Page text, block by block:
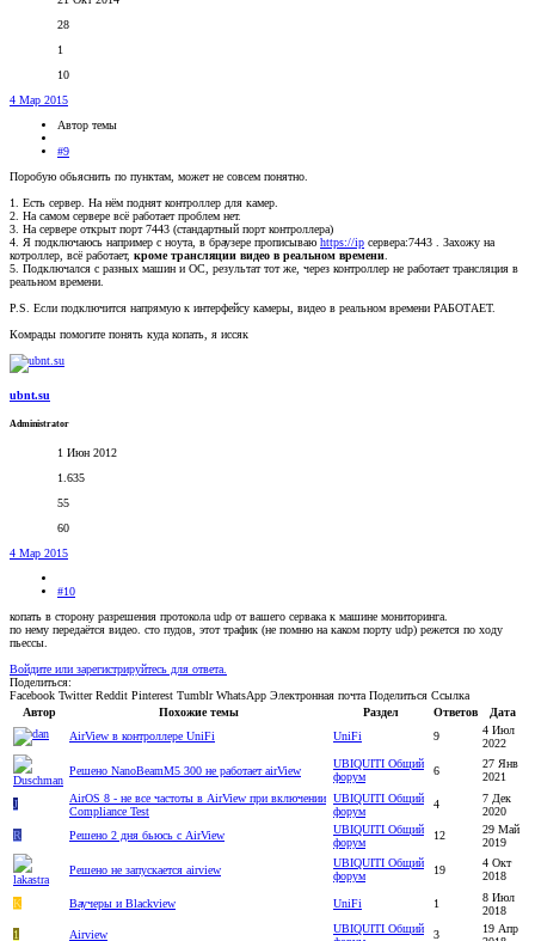
28
1
10
4 Мар 2015
Автор темы
#9
Поробую обьяснить по пунктам, может не совсем понятно.
1. Есть сервер. На нём поднят контроллер для камер.
2. На самом сервере всё работает проблем нет.
3. На сервере открыт порт 7443 (стандартный порт контроллера)
4. Я подключаюсь например с ноута, в браузере прописываю https://ip сервера:7443 . Захожу на
котроллер, всё работает, кроме трансляции видео в реальном времени
5. Подключался с разных машин и ОС, результат тот же, через контроллер не работает трансляция в
реальном времени.
P.S. Если подключится напрямую к интерфейсу камеры, видео в реальном времени РАБОТАЕТ.
Комрады помогите понять куда копать, я иссяк
ubnt.su
Administrator
1 Июн 2012
1.635
55
60
4 Мар 2015
#10
копать в сторону разрешения протокола udp от вашего сервака к машине мониторинга.
по нему передаётся видео. сто пудов, этот трафик (не помню на каком порту udp) режется по ходу
пьессы.
Войдите или зарегистрируйтесь для ответа.
Поделиться:
Facebook Twitter Reddit Pinterest Tumblr WhatsApp Электронная почта Поделиться Ссылка
Автор
Похожие темы Раздел Ответов
Дата
AirView в контроллере UniFi
UniFi 9
4 Июл
2022
Решено NanoBeamM5 300 не работает airView
UBIQUITI Общий
форум
6
27 Янв
2021
J
AirOS 8 - не все частоты в AirView при включении
Compliance Test
UBIQUITI Общий
форум
4
7 Дек
2020
R
Решено 2 дня бьюсь с AirView
UBIQUITI Общий
форум
12
29 Май
2019
Решено не запускается airview
UBIQUITI Общий
форум
19
4 Окт
2018
K Ваучеры и Blackview UniFi 1
8 Июл
2018
1
Airview
UBIQUITI Общий
3
19 Апр